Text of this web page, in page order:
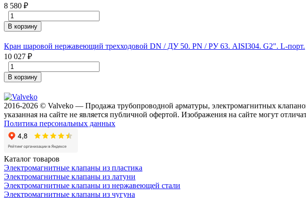
8 580 ₽
В корзину
Кран шаровой нержавеющий трехходовой DN / ДУ 50. PN / РУ 63. AISI304. G2". L-порт.
10 027 ₽
В корзину
2016-2026 © Valveko — Продажа трубопроводной арматуры, электромагнитных
указанная на сайте не является публичной офертой. Изображения на сайте могут
Политика персональных данных
Каталог товаров
Электромагнитные клапаны из пластика
Электромагнитные клапаны из латуни
Электромагнитные клапаны из нержавеющей стали
Электромагнитные клапаны из чугуна